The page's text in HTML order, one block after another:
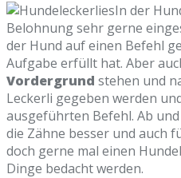
In der
Belohnung sehr gerne
der Hund auf einen Befehl
Aufgabe erfüllt hat. Aber
Vordergrund stehen und
Leckerli gegeben werden
ausgeführten Befehl. Ab
die Zähne besser und auch
doch gerne mal einen
Dinge bedacht werden.